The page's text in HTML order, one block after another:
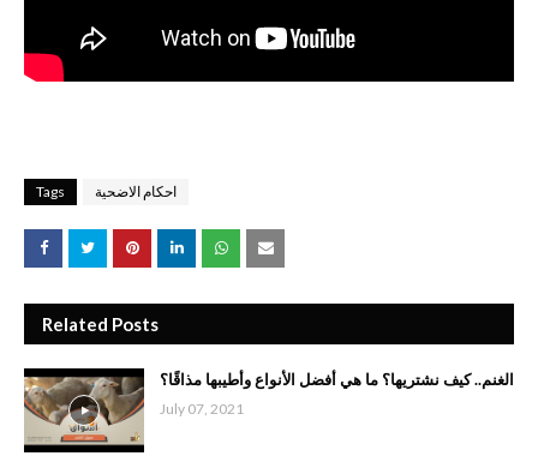
Tags احكام الاضحية
Related Posts
الغنم.. كيف نشتريها؟ ما هي أفضل الأنواع وأطيبها مذاقًا؟
July 07, 2021